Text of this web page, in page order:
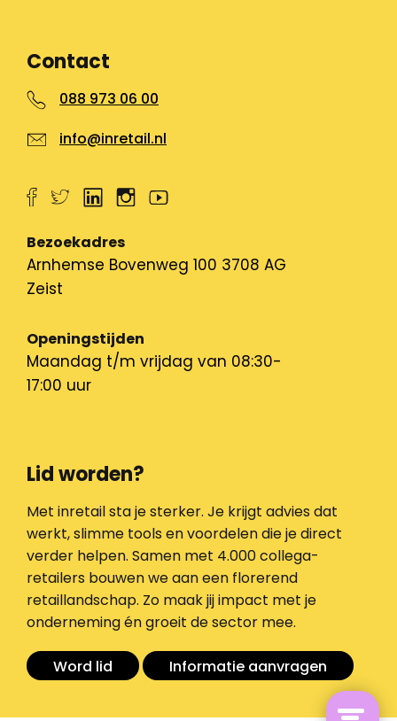
Contact
088 973 06 00
info@inretail.nl
Bezoekadres
Arnhemse Bovenweg 100 3708 AG
Zeist
Openingstijden
Maandag t/m vrijdag van 08:30-
17:00 uur
Lid worden?
Met inretail sta je sterker. Je krijgt advies dat
werkt, slimme tools en voordelen die je direct
verder helpen. Samen met 4.000 collega-
retailers bouwen we aan een florerend
retaillandschap. Zo maak jij impact met je
onderneming én groeit de sector mee.
Word lid Informatie aanvragen